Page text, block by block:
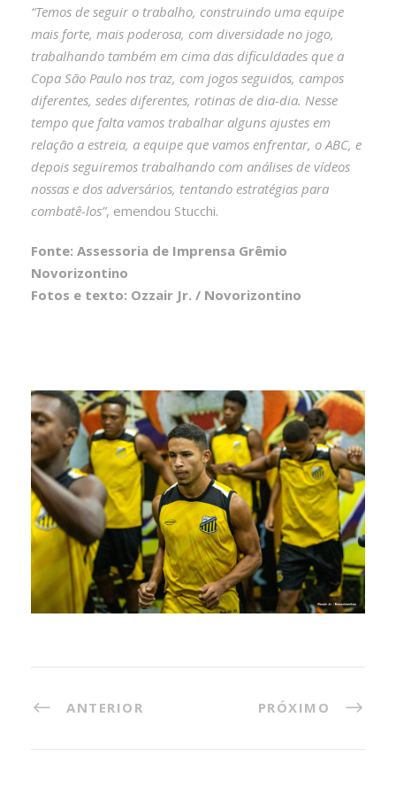
“Temos de seguir o trabalho, construindo uma equipe
mais forte, mais poderosa, com diversidade no jogo,
trabalhando também em cima das dificuldades que a
Copa São Paulo nos traz, com jogos seguidos, campos
diferentes, sedes diferentes, rotinas de dia-dia. Nesse
tempo que falta vamos trabalhar alguns ajustes em
relação a estreia, a equipe que vamos enfrentar, o ABC, e
depois seguiremos trabalhando com análises de vídeos
nossas e dos adversários, tentando estratégias para
combatê-los”, emendou Stucchi.
Fonte: Assessoria de Imprensa Grêmio
Novorizontino
Fotos e texto: Ozzair Jr. / Novorizontino
ANTERIOR PRÓXIMO